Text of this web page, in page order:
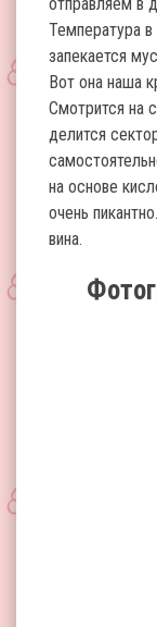
Температура
запекается
Вот она наша
Смотрится на
делится
на основе
очень
вина.